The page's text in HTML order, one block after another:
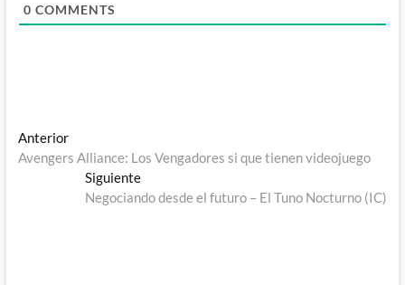
0 COMMENTS
Navegación
de
entradas
AnteriorEntrada
anterior:
Avengers Alliance: Los Vengadores si que tienen videojuego
SiguienteEntrada
siguiente:
Negociando desde el futuro – El Tuno Nocturno (IC)